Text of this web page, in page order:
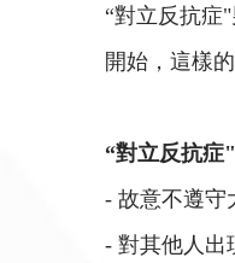
“對立反抗症
開始，這樣
“對立反抗症
- 故意不遵守
- 對其他人出